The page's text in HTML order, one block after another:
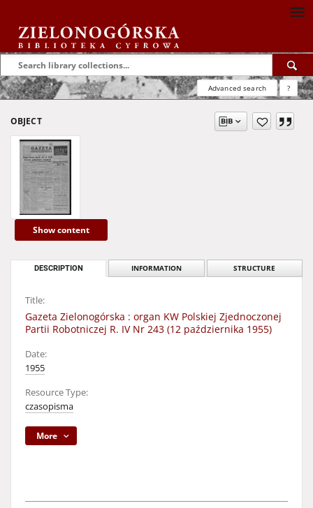
Advanced search ?
OBJECT
Show content
DESCRIPTION INFORMATION STRUCTURE
Title:
Gazeta Zielonogórska : organ KW Polskiej Zjednoczonej
Partii Robotniczej R. IV Nr 243 (12 października 1955)
Date:
1955
Resource Type:
czasopisma
More